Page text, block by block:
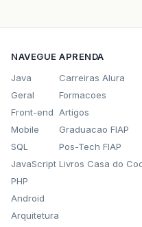
NAVEGUE
Java
Geral
Front-end
Mobile
SQL
JavaScript
PHP
Android
Arquitetura
APRENDA
Carreiras Alura
Formacoes
Artigos
Graduacao FIAP
Pos-Tech FIAP
Livros Casa do